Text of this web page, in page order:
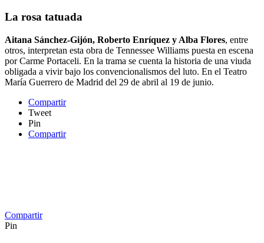
La rosa tatuada
Aitana Sánchez-Gijón, Roberto Enríquez y Alba Flores, entre
otros, interpretan esta obra de Tennessee Williams puesta en escena
por Carme Portaceli. En la trama se cuenta la historia de una viuda
obligada a vivir bajo los convencionalismos del luto. En el Teatro
María Guerrero de Madrid del 29 de abril al 19 de junio.
Compartir
Tweet
Pin
Compartir
Compartir
Pin